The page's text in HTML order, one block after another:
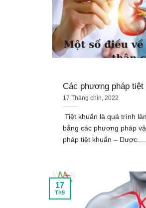
Các phương pháp
17 Tháng chín, 2022
Tiệt khuẩn là quá trình
bằng các phương pháp
pháp tiệt khuẩn – Dược......
17
Th9